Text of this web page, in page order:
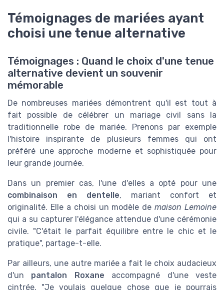
Témoignages de mariées ayant
choisi une tenue alternative
Témoignages : Quand le choix d'une tenue
alternative devient un souvenir
mémorable
De nombreuses mariées démontrent qu'il est tout à
fait possible de célébrer un mariage civil sans la
traditionnelle robe de mariée. Prenons par exemple
l'histoire inspirante de plusieurs femmes qui ont
préféré une approche moderne et sophistiquée pour
leur grande journée.
Dans un premier cas, l'une d'elles a opté pour une
combinaison en dentelle, mariant confort et
originalité. Elle a choisi un modèle demaison Lemoine
qui a su capturer l'élégance attendue d'une cérémonie
civile. "C'était le parfait équilibre entre le chic et le
pratique", partage-t-elle.
Par ailleurs, une autre mariée a fait le choix audacieux
d'un pantalon Roxane accompagné d'une veste
cintrée. "Je voulais quelque chose que je pourrais